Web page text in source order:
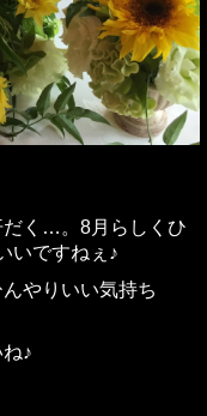
だく…。8月らしくひ
いですねぇ♪
やりいい気持ち
♪